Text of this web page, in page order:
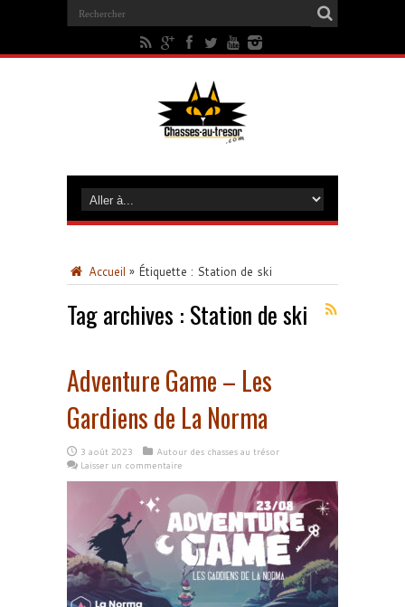
Accueil » Étiquette : Station de ski
Tag archives : Station de ski
Adventure Game – Les
Gardiens de La Norma
3 août 2023
Autour des chasses au trésor
Laisser un commentaire